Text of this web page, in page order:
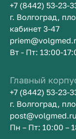
+7 (8442) 53-23-
г. Волгоград,
кабинет 3-47
Вт - Пт: 13:00-
Главный
+7 (8442) 53-23-
г. Волгоград,
post@volgmed.ru
Пн – Пт: 10:00 –